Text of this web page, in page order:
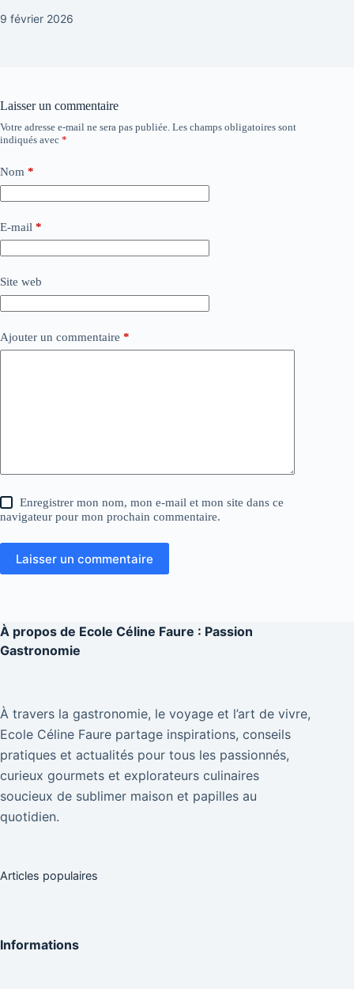
9 février 2026
Laisser un commentaire
Votre adresse e-mail ne sera pas publiée. Les champs obligatoires sont
indiqués avec *
Nom *
E-mail *
Site web
Ajouter un commentaire *
Enregistrer mon nom, mon e-mail et mon site dans ce
navigateur pour mon prochain commentaire.
Laisser un commentaire
À propos de Ecole Céline Faure : Passion
Gastronomie
À travers la gastronomie, le voyage et l’art de vivre,
Ecole Céline Faure partage inspirations, conseils
pratiques et actualités pour tous les passionnés,
curieux gourmets et explorateurs culinaires
soucieux de sublimer maison et papilles au
quotidien.
Articles populaires
Informations